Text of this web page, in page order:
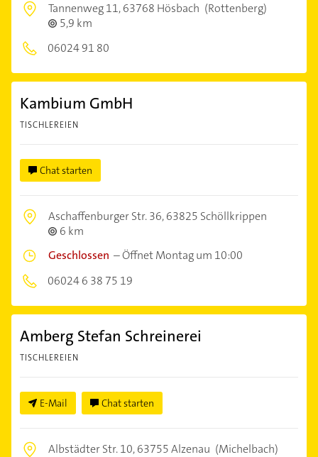
Tannenweg 11,63768 Hösbach (Rottenberg)
5,9 km
06024 91 80
Kambium GmbH
TISCHLEREIEN
Chat starten
Aschaffenburger Str. 36,63825 Schöllkrippen
6 km
Geschlossen –Öffnet Montag um 10:00
06024 6 38 75 19
Amberg Stefan Schreinerei
TISCHLEREIEN
E-Mail Chat starten
Albstädter Str. 10,63755 Alzenau (Michelbach)